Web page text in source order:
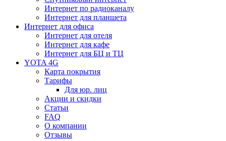
Интернет по радиоканалу
Интернет для планшета
Интернет для офиса
Интернет для отеля
Интернет для кафе
Интернет для БЦ и ТЦ
YOTA 4G
Карта покрытия
Тарифы
Для юр. лиц
Акции и скидки
Статьи
FAQ
О компании
Отзывы